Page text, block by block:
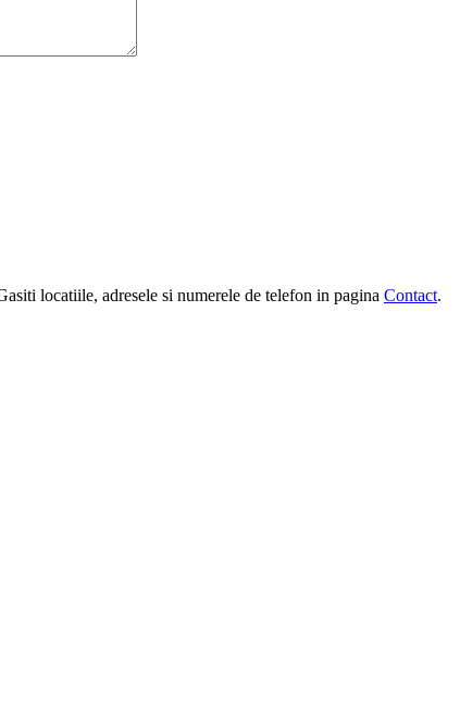
locatiile, adresele si numerele de telefon in pagina Contact.